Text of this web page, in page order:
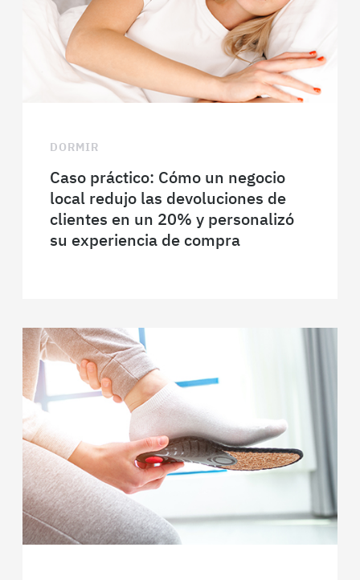
DORMIR
Caso práctico: Cómo un negocio
local redujo las devoluciones de
clientes en un 20% y personalizó
su experiencia de compra